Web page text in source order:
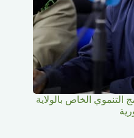
التنموي الخاص بالولاية